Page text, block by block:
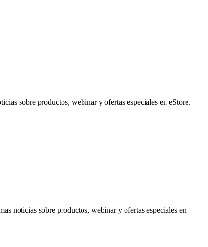
sobre productos, webinar y ofertas especiales en eStore.
noticias sobre productos, webinar y ofertas especiales en